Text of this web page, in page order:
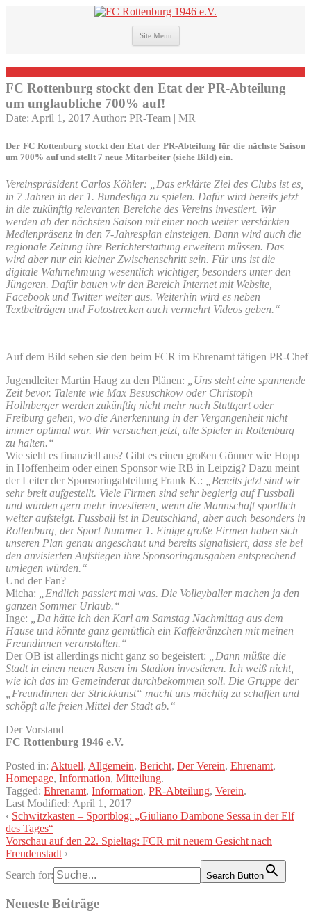
Site Menu
FC Rottenburg stockt den Etat der PR-Abteilung
um unglaubliche 700% auf!
Date: April 1, 2017 Author: PR-Team | MR
Der FC Rottenburg stockt den Etat der PR-Abteilung für die nächste Saison
um 700% auf und stellt 7 neue Mitarbeiter (siehe Bild) ein.
Vereinspräsident Carlos Köhler: „Das erklärte Ziel des Clubs ist es,
in 7 Jahren in der 1. Bundesliga zu spielen. Dafür wird bereits jetzt
in die zukünftig relevanten Bereiche des Vereins investiert. Wir
werden ab der nächsten Saison mit einer noch weiter verstärkten
Medienpräsenz in den 7-Jahresplan einsteigen. Dann wird auch die
regionale Zeitung ihre Berichterstattung erweitern müssen. Das
wird aber nur ein kleiner Zwischenschritt sein. Für uns ist die
digitale Wahrnehmung wesentlich wichtiger, besonders unter den
Jüngeren. Dafür bauen wir den Bereich Internet mit Website,
Facebook und Twitter weiter aus. Weiterhin wird es neben
Textbeiträgen und Fotostrecken auch vermehrt Videos geben.“
Auf dem Bild sehen sie den beim FCR im Ehrenamt tätigen PR-
Jugendleiter Martin Haug zu den Plänen:
„Uns steht eine spannende
Zeit bevor. Talente wie Max Besuschkow oder Christoph
Hollnberger werden zukünftig nicht mehr nach Stuttgart oder
Freiburg gehen, wo die Anerkennung in der Vergangenheit nicht
immer optimal war. Wir versuchen jetzt, alle Spieler in Rottenburg
zu halten.“
Wie sieht es finanziell aus? Gibt es einen großen Gönner wie Hopp
in Hoffenheim oder einen Sponsor wie RB in Leipzig? Dazu meint
der Leiter der Sponsoringabteilung Frank K.:
„Bereits jetzt sind wir
sehr breit aufgestellt. Viele Firmen sind sehr begierig auf Fussball
und würden gern mehr investieren, wenn die Mannschaft sportlich
weiter aufsteigt. Fussball ist in Deutschland, aber auch besonders in
Rottenburg, der Sport Nummer 1. Einige große Firmen haben sich
unseren Plan genau angeschaut und bereits signalisiert, dass sie bei
den anvisierten Aufstiegen ihre Sponsoringausgaben entsprechend
umlegen würden.“
Und der Fan?
Micha:
„Endlich passiert mal was. Die Volleyballer machen ja den
ganzen Sommer Urlaub.“
Inge:
„Da hätte ich den Karl am Samstag Nachmittag aus dem
Hause und könnte ganz gemütlich ein Kaffekränzchen mit meinen
Freundinnen veranstalten.“
Der OB ist allerdings nicht ganz so begeistert:
„Dann müßte die
Stadt in einen neuen Rasen im Stadion investieren. Ich weiß nicht,
wie ich das im Gemeinderat durchbekommen soll. Die Gruppe der
„Freundinnen der Strickkunst“ macht uns mächtig zu schaffen und
schöpft alle freien Mittel der Stadt ab.“
Der Vorstand
FC Rottenburg 1946 e.V.
Posted in: Aktuell, Allgemein, Bericht, Der Verein, Ehrenamt,
Homepage, Information, Mitteilung.
Tagged: Ehrenamt, Information, PR-Abteilung, Verein.
Last Modified: April 1, 2017
‹ Schwitzkasten – Sportblog: „Giuliano Dambone Sessa in der Elf
des Tages“
Vorschau auf den 22. Spieltag: FCR mit neuem Gesicht nach
Freudenstadt ›
Search for:
Search Button
Neueste Beiträge